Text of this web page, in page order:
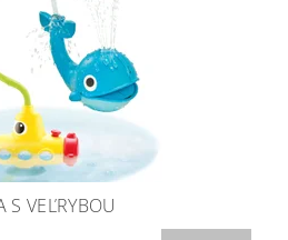
S VEĽRYBOU